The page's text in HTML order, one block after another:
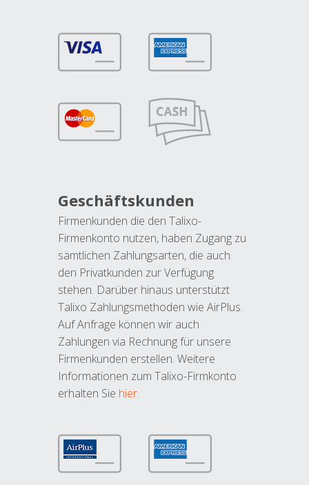
Geschäftskunden
Firmenkunden die den Talixo-
Firmenkonto nutzen, haben Zugang zu
sämtlichen Zahlungsarten, die auch
den Privatkunden zur Verfügung
stehen. Darüber hinaus unterstützt
Talixo Zahlungsmethoden wie AirPlus.
Auf Anfrage können wir auch
Zahlungen via Rechnung für unsere
Firmenkunden erstellen. Weitere
Informationen zum Talixo-Firmkonto
erhalten Sie hier.